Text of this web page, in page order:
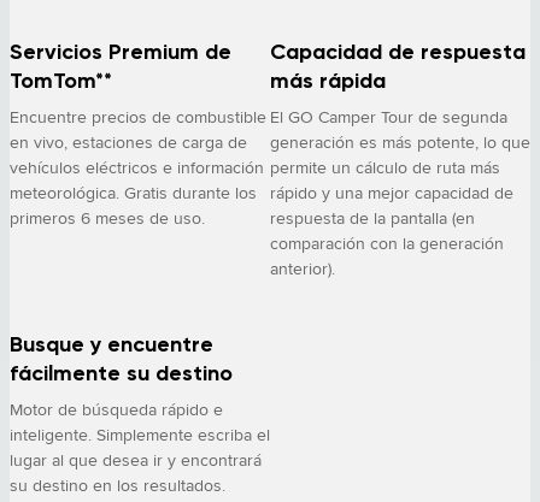
Servicios Premium de
TomTom**
Encuentre precios de combustible
en vivo, estaciones de carga de
vehículos eléctricos e información
meteorológica. Gratis durante los
primeros 6 meses de uso.
Capacidad de respuesta
más rápida
El GO Camper Tour de segunda
generación es más potente, lo que
permite un cálculo de ruta más
rápido y una mejor capacidad de
respuesta de la pantalla (en
comparación con la generación
anterior).
Busque y encuentre
fácilmente su destino
Motor de búsqueda rápido e
inteligente. Simplemente escriba el
lugar al que desea ir y encontrará
su destino en los resultados.